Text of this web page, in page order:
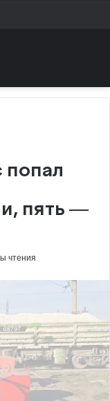
попал
пять —
чтения